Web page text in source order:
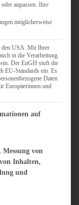
anpassen. Ihre
möglicherweise
den USA. Mit Ihrer
in die Verarbeitung
Der EuGH stuft die
EU-Standards ein. Es
Daten
Europäerinnen und
Transparency and Consent
auf
von
Inhalten,
und